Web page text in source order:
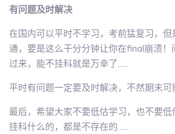
有问题及时解决
在国内可以平时不学习，考前猛复习，
通，要是这么干分分钟让你在final崩溃！
过来，能不挂科就是万幸了......
平时有问题一定要及时解决，不然期末可
最后，希望大家不要低估学习，也不要低
挂科什么的，都是不存在的......